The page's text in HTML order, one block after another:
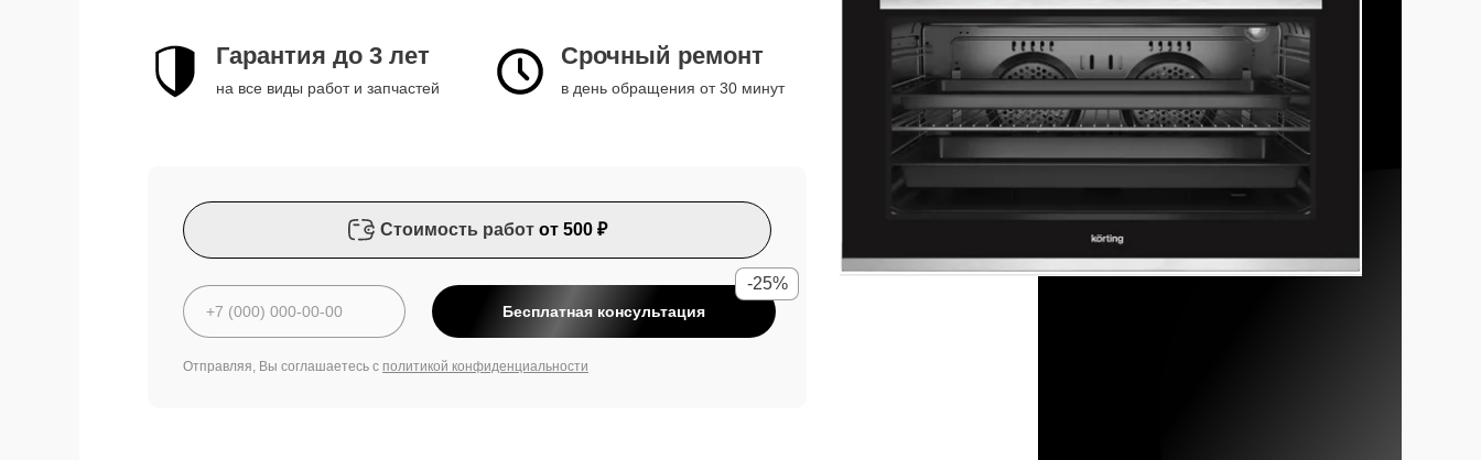
Гарантия до 3 лет
на все виды работ и запчастей
Срочный ремонт
в день обращения от 30 минут
Стоимость работ от 500 ₽
Бесплатная консультация
-25%
Отправляя, Вы соглашаетесь с политикой конфиденциальности